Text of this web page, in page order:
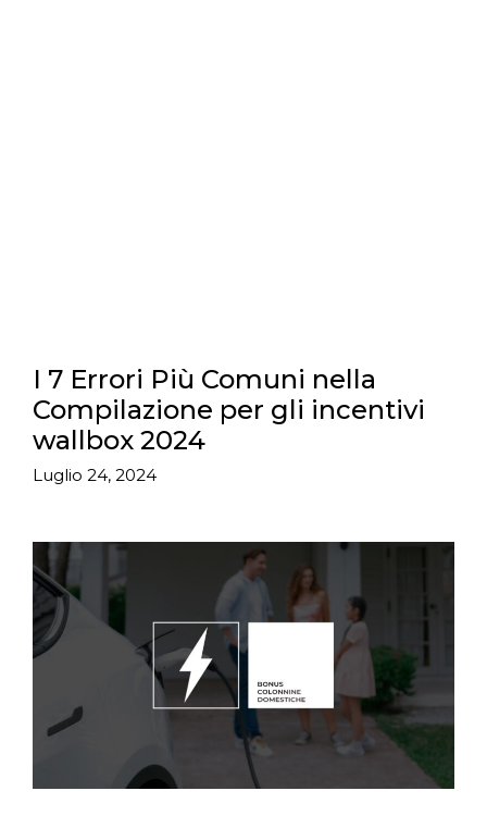
I 7 Errori Più Comuni nella
Compilazione per gli incentivi
wallbox 2024
Luglio 24, 2024